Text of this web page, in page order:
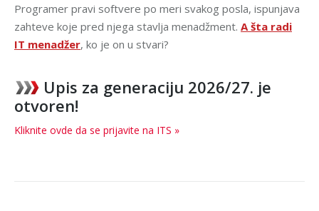
Programer pravi softvere po meri svakog posla, ispunjava
zahteve koje pred njega stavlja menadžment. A šta radi
IT menadžer, ko je on u stvari?
Upis za generaciju 2026/27. je
otvoren!
Kliknite ovde da se prijavite na ITS »